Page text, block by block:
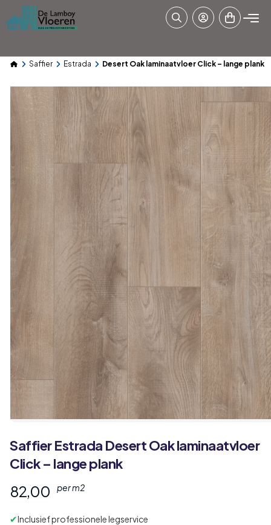
Saffier Estrada Desert Oak laminaatvloer Click – lange plank
SaffierEstrada Desert Oak laminaatvloer
Click – lange plank
82,00 per m2
✔Inclusief professionele legservice